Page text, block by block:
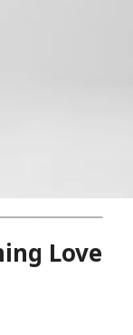
Love